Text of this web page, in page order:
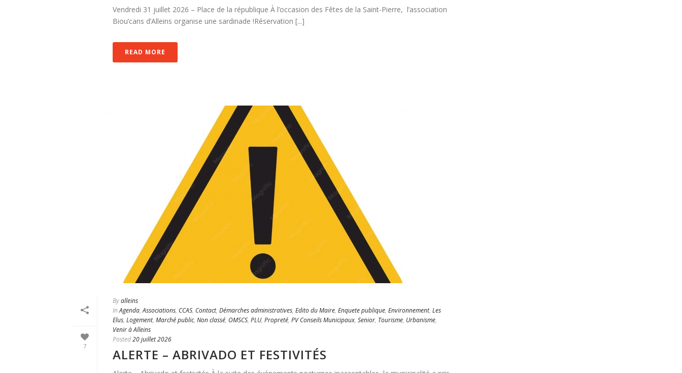
Vendredi 31 juillet 2026 – Place de la république À l’occasion des Fêtes de la Saint-Pierre, l’association
Biou’cans d’Alleins organise une sardinade !Réservation [...]
READ MORE
7
Byalleins
In Agenda,Associations, CCAS, Contact, Démarches administratives, Edito du Maire, Enquete publique, Environnement, Les
Elus, Logement, Marché public, Non classé, OMSCS, PLU, Propreté, PV Conseils Municipaux, Senior, Tourisme, Urbanisme,
Venir à Alleins
Posted20 juillet 2026
ALERTE – ABRIVADO ET FESTIVITÉS